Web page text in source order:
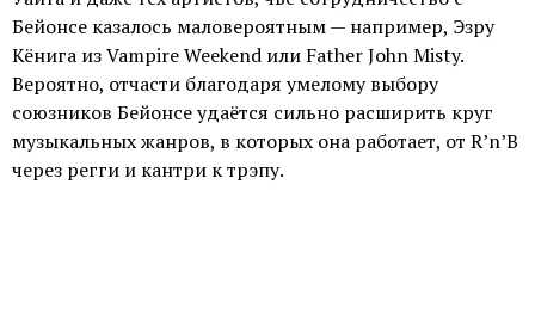
Бейонсе казалось маловероятным — например, Эзру
Кёнига из Vampire Weekend или Father John Misty.
Вероятно, отчасти благодаря умелому выбору
союзников Бейонсе удаётся сильно расширить круг
музыкальных жанров, в которых она работает, от R’n’B
через регги и кантри к трэпу.